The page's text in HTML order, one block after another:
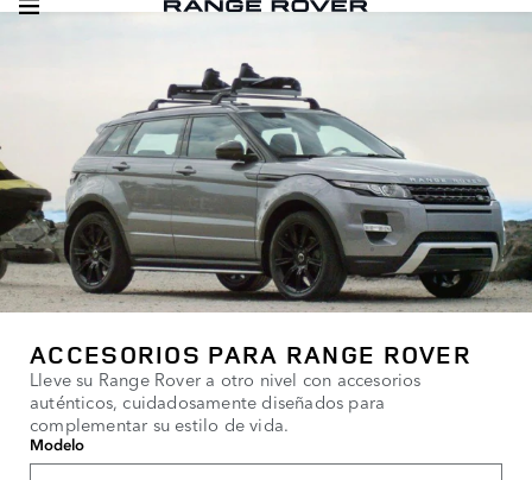
ACCESORIOS PARA RANGE ROVER
Lleve su Range Rover a otro nivel con accesorios
auténticos, cuidadosamente diseñados para
complementar su estilo de vida.
Modelo